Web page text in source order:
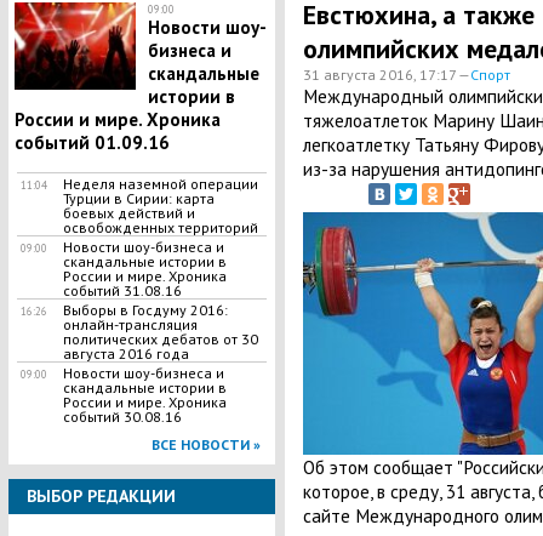
09:00
Новости шоу-
бизнеса и
скандальные
истории в
России и мире. Хроника
событий 01.09.16
11:04
Неделя наземной операции
Турции в Сирии: карта
боевых действий и
освобожденных территорий
09:00
Новости шоу-бизнеса и
скандальные истории в
России и мире. Хроника
событий 31.08.16
16:26
Выборы в Госдуму 2016:
онлайн-трансляция
политических дебатов от 30
августа 2016 года
09:00
Новости шоу-бизнеса и
скандальные истории в
России и мире. Хроника
событий 30.08.16
ВСЕ НОВОСТИ »
ВЫБОР РЕДАКЦИИ
Евстюхина, а
олимпийских
31 августа 2016, 17:17 —Спорт
Международный
тяжелоатлеток Марину
легкоатлетку Татьяну
из-за нарушения
Об этом сообщает
которое, в среду, 31
сайте Международного